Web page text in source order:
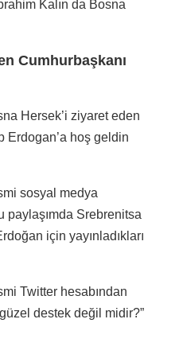
Kalın da Bosna
Cumhurbaşkanı
Hersek’i ziyaret eden
Erdogan’a hoş geldin
sosyal medya
paylaşımda Srebrenitsa
için yayınladıkları
Twitter hesabından
destek değil midir?”